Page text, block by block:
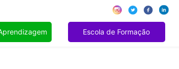
Escola de Formação